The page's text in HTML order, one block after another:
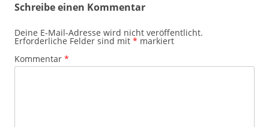
Schreibe einen Kommentar
Deine E-Mail-Adresse wird nicht veröffentlicht.
Erforderliche Felder sind mit * markiert
Kommentar *